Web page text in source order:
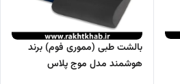
بالشت طبی (مموری فوم) برند
هوشمند مدل موج پلاس